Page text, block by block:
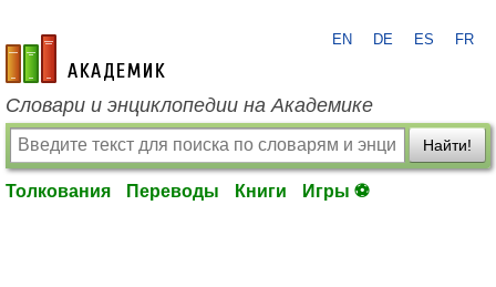
academic.ru
EN DE ES FR
Словари и энциклопедии на Академике
Найти!
Толкования Переводы Книги Игры ⚽